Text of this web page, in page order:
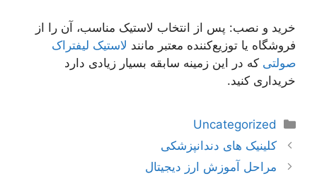
خرید و نصب: پس از انتخاب لاستیک مناسب، آن را از
فروشگاه یا توزیع‌کننده معتبر مانند لاستیک لیفتراک
صولتی که در این زمینه سابقه بسیار زیادی دارد
خریداری کنید.
دسته‌ها
Uncategorized
ناوبری
نوشته‌ها
کلینیک های دندانپزشکی
مراحل آموزش ارز دیجیتال